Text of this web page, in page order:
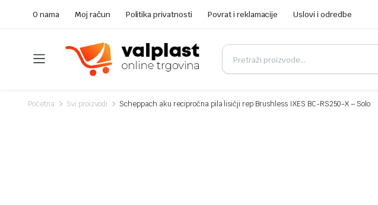
O nama Moj račun Politika privatnosti Povrat i reklamacije Uslovi i odredbe
Početna Svi proizvodi Scheppach aku recipročna pila lisičji rep Brushless IXES BC-RS250-X – Solo